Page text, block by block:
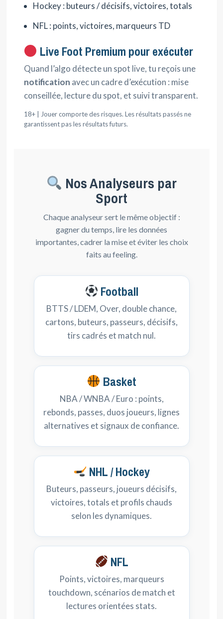
Hockey : buteurs / décisifs, victoires, totals
NFL : points, victoires, marqueurs TD
Live Foot Premium pour exécuter
Quand l’algo détecte un spot live, tu reçois une
notification avec un cadre d’exécution : mise
conseillée, lecture du spot, et suivi transparent.
18+ | Jouer comporte des risques. Les résultats passés ne
garantissent pas les résultats futurs.
Nos Analyseurs par
Sport
Chaque analyseur sert le même objectif :
gagner du temps, lire les données
importantes, cadrer la mise et éviter les choix
faits au feeling.
Football
BTTS / LDEM, Over, double chance,
cartons, buteurs, passeurs, décisifs,
tirs cadrés et match nul.
Basket
NBA / WNBA / Euro : points,
rebonds, passes, duos joueurs, lignes
alternatives et signaux de confiance.
NHL / Hockey
Buteurs, passeurs, joueurs décisifs,
victoires, totals et profils chauds
selon les dynamiques.
NFL
Points, victoires, marqueurs
touchdown, scénarios de match et
lectures orientées stats.